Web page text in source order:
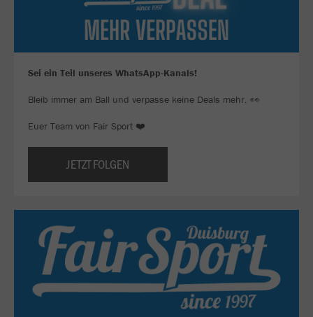
Sei ein Teil unseres WhatsApp-Kanals!
Bleib immer am Ball und verpasse keine Deals mehr. 👀
Euer Team von Fair Sport ❤️
JETZT FOLGEN